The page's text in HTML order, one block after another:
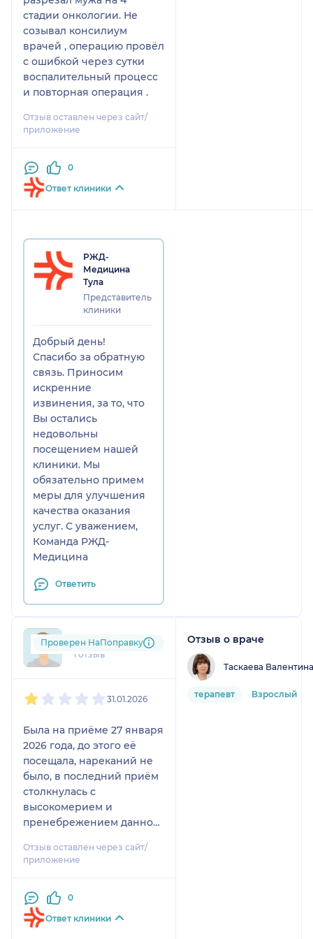
стадии онкологии. Не
созывал консилиум
врачей , операцию провёл
с ошибкой через сутки
воспалительный процесс
и повторная операция .
Отзыв оставлен через сайт/
приложение
0
Ответ клиники
РЖД-
Медицина
Тула
Представитель
клиники
Добрый день!
Спасибо за обратную
связь. Приносим
искренние
извинения, за то, что
Вы остались
недовольны
посещением нашей
клиники. Мы
обязательно примем
меры для улучшения
качества оказания
услуг. С уважением,
Команда РЖД-
Медицина
Ответить
mar....@....com
1 отзыв
Проверен НаПоправку
31.01.2026
Была на приёме 27 января
2026 года, до этого её
посещала, нареканий не
было, в последний приём
столкнулась с
высокомерием и
пренебрежением данного
шаблону, говорить ей что
то безполезно, она сразу
может платный приём она
ведёт по другому, я
приходила по омс,
Отзыв оставлен через сайт/
приложение
0
Ответ клиники
Отзыв о враче
Таскаева
терапевт Взрослый